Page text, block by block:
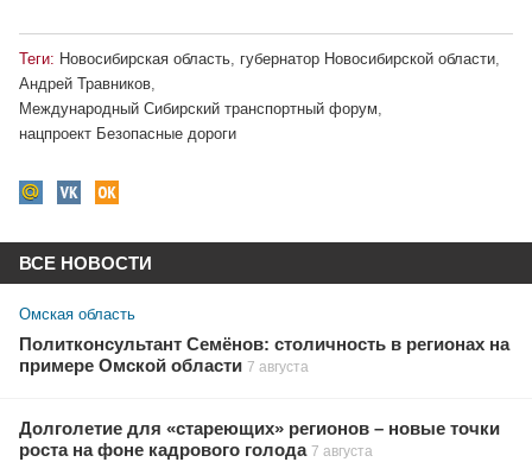
Теги: Новосибирская область, губернатор Новосибирской области,
Андрей Травников,
Международный Сибирский транспортный форум,
нацпроект Безопасные дороги
ВСЕ НОВОСТИ
Омская область
Политконсультант Семёнов: столичность в регионах на
примере Омской области 7 августа
Долголетие для «стареющих» регионов – новые точки
роста на фоне кадрового голода 7 августа